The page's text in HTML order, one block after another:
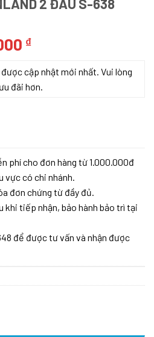
2 ĐẦU S-638
₫.
₫Giá
tại
là:
cập nhật mới nhất. Vui lòng
đãi hơn.
phí cho đơn hàng từ 1.000.000đ
vực có chi nhánh.
đơn chứng từ đầy đủ.
khi tiếp nhận, bảo hành bảo trì tại
để được tư vấn và nhận được